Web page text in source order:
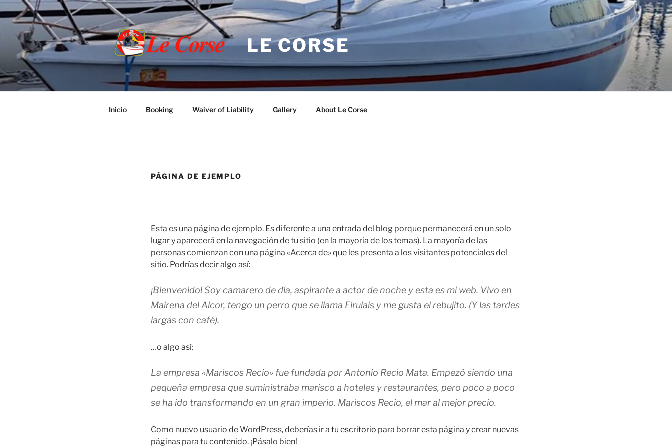
al
contenido
LE CORSE
Inicio Booking Waiver of Liability Gallery About Le Corse
PÁGINA DE EJEMPLO
Esta es una página de ejemplo. Es diferente a una entrada del blog porque permanecerá en un solo
lugar y aparecerá en la navegación de tu sitio (en la mayoría de los temas). La mayoría de las
personas comienzan con una página «Acerca de» que les presenta a los visitantes potenciales del
sitio. Podrías decir algo así:
¡Bienvenido! Soy camarero de día, aspirante a actor de noche y esta es mi web. Vivo en
Mairena del Alcor, tengo un perro que se llama Firulais y me gusta el rebujito. (Y las tardes
largas con café).
…o algo así:
La empresa «Mariscos Recio» fue fundada por Antonio Recio Mata. Empezó siendo una
pequeña empresa que suministraba marisco a hoteles y restaurantes, pero poco a poco
se ha ido transformando en un gran imperio. Mariscos Recio, el mar al mejor precio.
Como nuevo usuario de WordPress, deberías ir a tu escritorio para borrar esta página y crear nuevas
páginas para tu contenido. ¡Pásalo bien!